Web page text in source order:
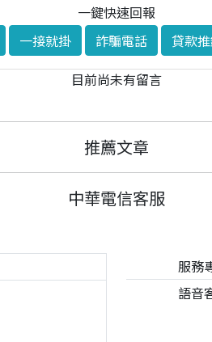
一鍵快速回報
一接就掛 詐騙電話 貸款
目前尚未有留言
推薦文章
中華電信客服
服務
語音